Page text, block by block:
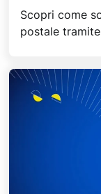
Scopri come
postale